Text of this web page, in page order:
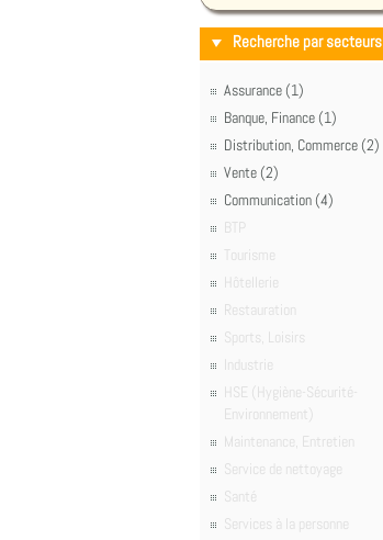
Recherche par secteurs
Assurance (1)
Banque, Finance (1)
Distribution, Commerce (2)
Vente (2)
Communication (4)
BTP
Tourisme
Hôtellerie
Restauration
Sports, Loisirs
Industrie
HSE (Hygiène-Sécurité-
Environnement)
Maintenance, Entretien
Service de nettoyage
Santé
Services à la personne